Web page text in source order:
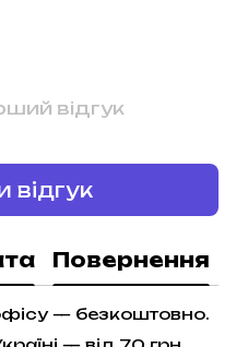
відгук
відгук
Повернення
— безкоштовно.